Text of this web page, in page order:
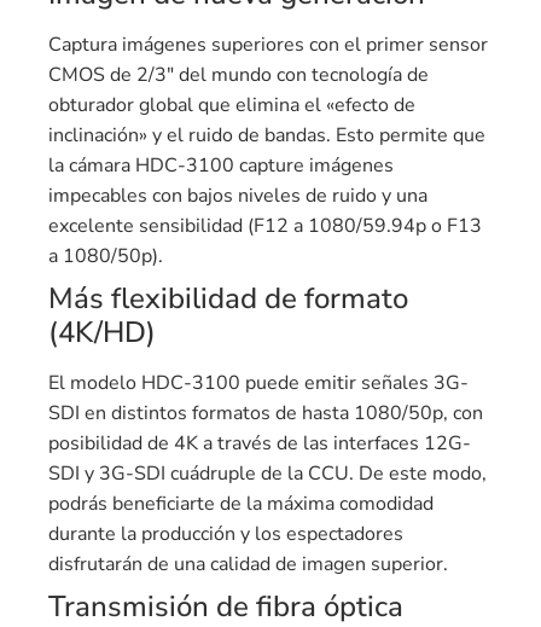
Captura imágenes superiores con el primer sensor
CMOS de 2/3″ del mundo con tecnología de
obturador global que elimina el «efecto de
inclinación» y el ruido de bandas. Esto permite que
la cámara HDC-3100 capture imágenes
impecables con bajos niveles de ruido y una
excelente sensibilidad (F12 a 1080/59.94p o F13
a 1080/50p).
Más flexibilidad de formato
(4K/HD)
El modelo HDC-3100 puede emitir señales 3G-
SDI en distintos formatos de hasta 1080/50p, con
posibilidad de 4K a través de las interfaces 12G-
SDI y 3G-SDI cuádruple de la CCU. De este modo,
podrás beneficiarte de la máxima comodidad
durante la producción y los espectadores
disfrutarán de una calidad de imagen superior.
Transmisión de fibra óptica